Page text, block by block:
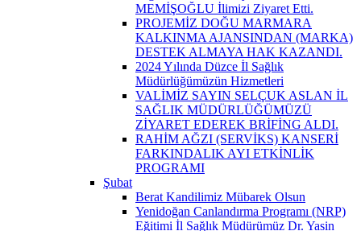
MEMİŞOĞLU İlimizi Ziyaret Etti.
PROJEMİZ DOĞU MARMARA
KALKINMA AJANSINDAN (MARKA)
DESTEK ALMAYA HAK KAZANDI.
2024 Yılında Düzce İl Sağlık
Müdürlüğümüzün Hizmetleri
VALİMİZ SAYIN SELÇUK ASLAN İL
SAĞLIK MÜDÜRLÜĞÜMÜZÜ
ZİYARET EDEREK BRİFİNG ALDI.
RAHİM AĞZI (SERVİKS) KANSERİ
FARKINDALIK AYI ETKİNLİK
PROGRAMI
Şubat
Berat Kandilimiz Mübarek Olsun
Yenidoğan Canlandırma Programı (NRP)
Eğitimi İl Sağlık Müdürümüz Dr. Yasin